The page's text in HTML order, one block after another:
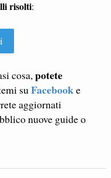
risolti:
cosa,potete
suFacebooke
aggiornati
nuove guide o